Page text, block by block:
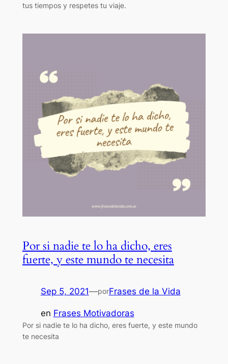
tus tiempos y respetes tu viaje.
Por si nadie te lo ha dicho, eres
fuerte, y este mundo te necesita
Sep 5, 2021—porFrases de la Vida
en Frases Motivadoras
Por si nadie te lo ha dicho, eres fuerte, y este mundo
te necesita